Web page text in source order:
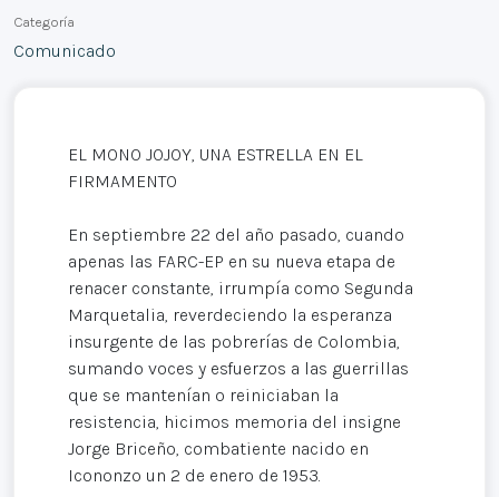
Categoría
Comunicado
EL MONO JOJOY, UNA ESTRELLA EN EL
FIRMAMENTO
En septiembre 22 del año pasado, cuando
apenas las FARC-EP en su nueva etapa de
renacer constante, irrumpía como Segunda
Marquetalia, reverdeciendo la esperanza
insurgente de las pobrerías de Colombia,
sumando voces y esfuerzos a las guerrillas
que se mantenían o reiniciaban la
resistencia, hicimos memoria del insigne
Jorge Briceño, combatiente nacido en
Icononzo un 2 de enero de 1953.